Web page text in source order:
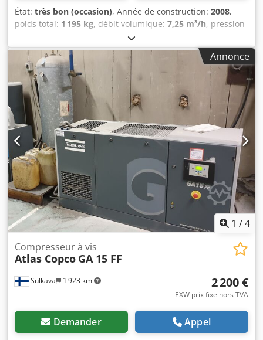
État: très bon (occasion), Année de construction: 2008,
poids total: 1 195 kg, débit volumique: 7,25 m³/h, pression
, tension d'entrée:
à vis ATLAS COPCO GA 37 VSD ff Vitesse variable, (inverter)
Avec sécheur frigorifique Moteur 37 kw Débit 7,25 m3/min
Pression 13 bar Kilométrage 13200 Mtg Dksdpfx Aet Hdh
Nocmjr Compresseur entièrement opérationnel
Annonce
1 /4
Sulkava 1 923 km
Compresseur à vis
Atlas Copco GA 15 FF
2 200 €
EXW prix fixe hors TVA
Demander Appel